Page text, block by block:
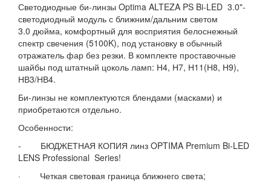
Светодиодные би-линзы Optima ALTEZA PS Bi-LED 3.0"-
светодиодный модуль с ближним/дальним светом
3.0 дюйма, комфортный для восприятия белоснежный
спектр свечения (5100K), под установку в обычный
отражатель фар без резки. В комплекте проставочные
шайбы под штатный цоколь ламп: Н4, Н7, Н11(Н8, Н9),
НВ3/НВ4.
Би-линзы не комплектуются блендами (масками) и
приобретаются отдельно.
Особенности:
-
БЮДЖЕТНАЯ КОПИЯ линз OPTIMA Premium Bi-LED
LENS Professional Series!
· Четкая световая граница ближнего света;